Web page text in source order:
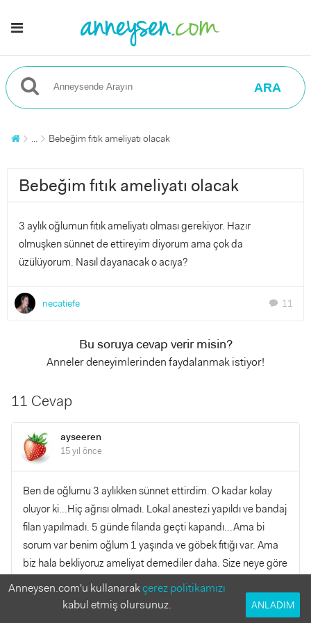
ARA
... Bebeğim fıtık ameliyatı olacak
Bebeğim fıtık ameliyatı olacak
3 aylık oğlumun fıtık ameliyatı olması gerekiyor. Hazır
olmuşken sünnet de ettireyim diyorum ama çok da
üzülüyorum. Nasıl dayanacak o acıya?
necatiefe chat 11
Bu soruya cevap verir misin?
Anneler deneyimlerinden faydalanmak istiyor!
11 Cevap
ayseeren
15 yıl önce
Ben de oğlumu 3 aylıkken sünnet ettirdim. O kadar kolay
oluyor ki...Hiç ağrısı olmadı. Lokal anestezi yapıldı ve bandaj
filan yapılmadı. 5 günde filanda geçti kapandı...Ama bi
sorum var benim oğlum 1 yaşında ve göbek fıtığı var. Ama
biz hala bekliyoruz ameliyat demediler daha. Size neye göre
ameliyat dediler?
YANITLA
Anneysen.com'u kullanarakçerez politikamızı
kabul etmiş olursunuz.
ANLADIM